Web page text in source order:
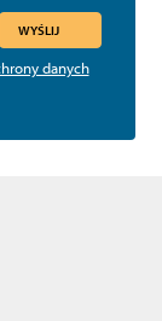
WYŚLIJ
danych